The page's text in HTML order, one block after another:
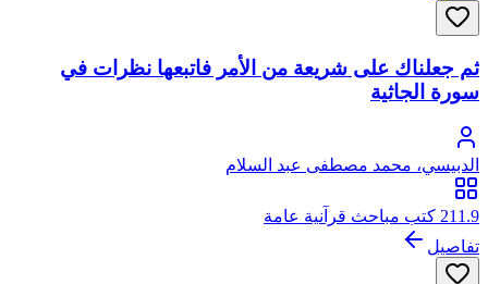
ثم جعلناك على شريعة من الأمر فاتبعها نظرات في
سورة الجاثية
الدبيسي، محمد مصطفى عبد السلام
211.9 كتب مباحث قرآنية عامة
تفاصيل